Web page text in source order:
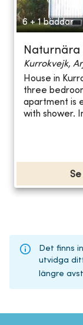
6 + 1 bäddar
Naturnära
Kurrokvejk,
House in
three
apartment is
with shower.
Det finns
utvidga
längre